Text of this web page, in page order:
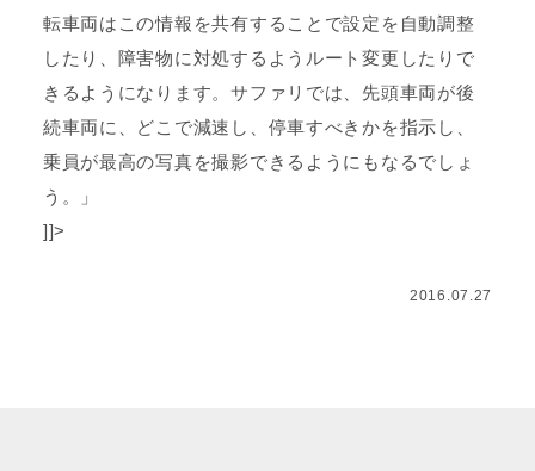
転車両はこの情報を共有することで設定を自動調整
したり、障害物に対処するようルート変更したりで
きるようになります。サファリでは、先頭車両が後
続車両に、どこで減速し、停車すべきかを指示し、
乗員が最高の写真を撮影できるようにもなるでしょ
う。」
]]>
2016.07.27